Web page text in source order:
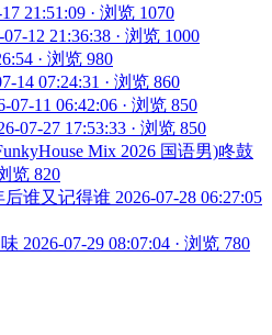
21:51:09 · 浏览 1070
07-12 21:36:38 · 浏览 1000
· 浏览 980
14 07:24:31 · 浏览 860
07-11 06:42:06 · 浏览 850
07-27 17:53:33 · 浏览 850
Mix 2026 国语男)咚鼓
览 820
谁又记得谁 2026-07-28 06:27:05
2026-07-29 08:07:04 · 浏览 780